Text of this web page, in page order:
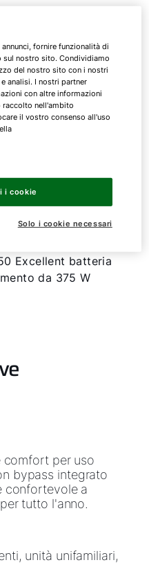
200/300
150 Excellent
200 Excellent
per montaggio a
ePM1 50% (F7)
Excellent batteria
da 375 W
comfort per uso
bypass integrato
confortevole a
per tutto l'anno.
unità unifamiliari,
fornire funzionalità di
sul nostro sito. Condividiamo
del nostro sito con i nostri
analisi. I nostri partner
con altre informazioni
raccolto nell'ambito
il vostro consenso all'uso
Solo i cookie necessari
i cookie